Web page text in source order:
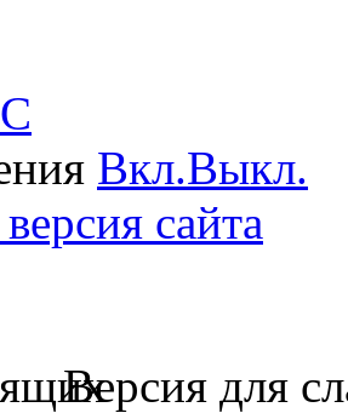
C
Вкл.Выкл.
сайта
Версия для